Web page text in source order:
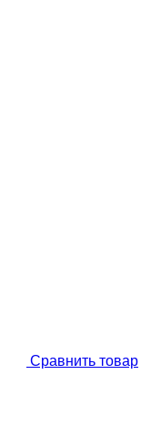
Сравнить товар